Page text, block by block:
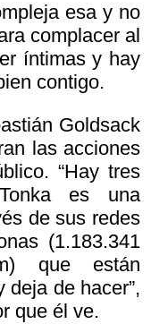
esa y no
complacer al
íntimas y hay
contigo.
Goldsack
las acciones
“Hay tres
es una
de sus redes
(1.183.341
que están
deja de hacer”,
que él ve.